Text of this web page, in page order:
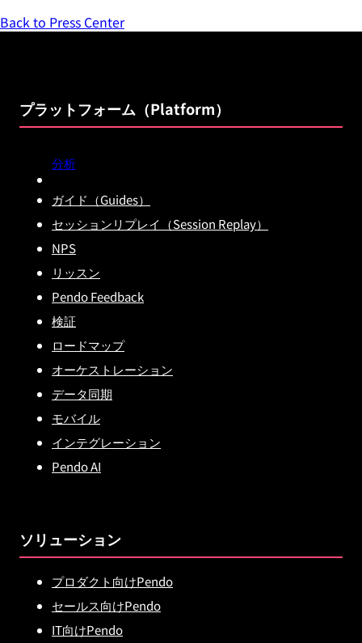
Back to Press Center
プラットフォーム（Platform）
分析
ガイド（Guides）
セッションリプレイ（Session Replay）
NPS
リッスン
Pendo Feedback
検証
ロードマップ
オーケストレーション
データ同期
モバイル
インテグレーション
Pendo AI
ソリューション
プロダクト向けPendo
セールス向けPendo
IT向けPendo